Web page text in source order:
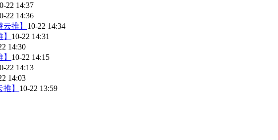
22 14:37
22 14:36
推】 10-22 14:34
10-22 14:31
14:30
10-22 14:15
22 14:13
14:03
】 10-22 13:59